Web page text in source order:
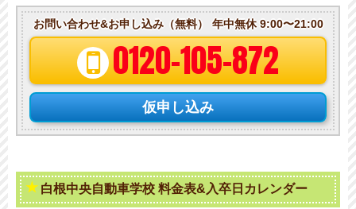
お問い合わせ&お申し込み（無料） 年中無休 9:00〜21:00
0120-105-872
仮申し込み
白根中央自動車学校 料金表&入卒日カレンダー